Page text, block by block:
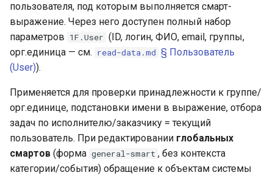
пользователя, под которым выполняется смарт-
выражение. Через него доступен полный набор
параметров 1F.User (ID, логин, ФИО, email, группы,
орг.единица — см. read-data.md § Пользователь
(User)).
Применяется для проверки принадлежности к группе/
орг.единице, подстановки имени в выражение, отбора
задач по исполнителю/заказчику = текущий
пользователь. При редактировании глобальных
смартов (форма general-smart , без контекста
категории/события) обращение к объектам системы